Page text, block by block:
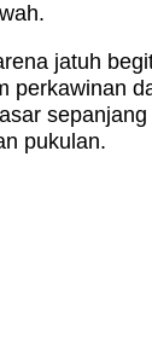
jatuh
perkawinan
sepanjang
pukulan.